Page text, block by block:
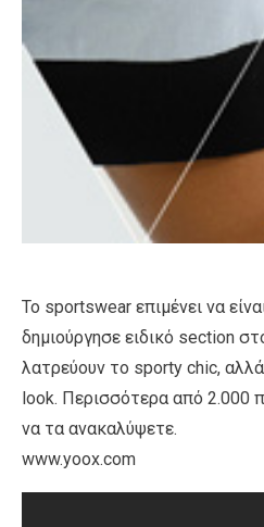
Το sportswear επιμένει να
δημιούργησε ειδικό section
λατρεύουν το sporty chic,
look. Περισσότερα από 2.000
να τα ανακαλύψετε.
www.yoox.com